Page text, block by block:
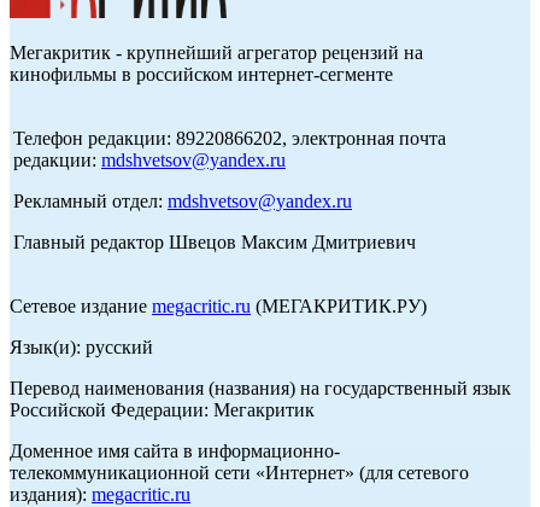
Мегакритик - крупнейший агрегатор рецензий на
кинофильмы в российском интернет-сегменте
Телефон редакции: 89220866202, электронная почта
редакции: mdshvetsov@yandex.ru
Рекламный отдел: mdshvetsov@yandex.ru
Главный редактор Швецов Максим Дмитриевич
Сетевое издание megacritic.ru (МЕГАКРИТИК.РУ)
Язык(и): русский
Перевод наименования (названия) на государственный язык
Российской Федерации: Мегакритик
Доменное имя сайта в информационно-
телекоммуникационной сети «Интернет» (для сетевого
издания): megacritic.ru